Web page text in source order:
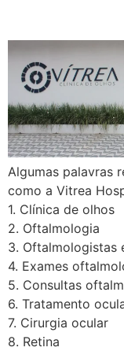
Algumas palavras
como a Vitrea
1. Clínica de olhos
2. Oftalmologia
3. Oftalmologistas
4. Exames
5. Consultas
6. Tratamento
7. Cirurgia ocular
8. Retina